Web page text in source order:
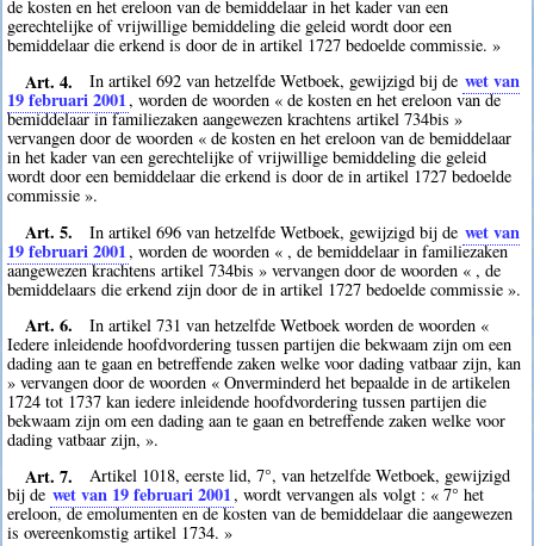
de kosten en het ereloon van de bemiddelaar in het kader van een
gerechtelijke of vrijwillige bemiddeling die geleid wordt door een
bemiddelaar die erkend is door de in artikel 1727 bedoelde commissie. »
Art. 4. In artikel 692 van hetzelfde Wetboek, gewijzigd bij de wet van
19 februari 2001, worden de woorden « de kosten en het ereloon van de
bemiddelaar in familiezaken aangewezen krachtens artikel 734bis »
vervangen door de woorden « de kosten en het ereloon van de bemiddelaar
in het kader van een gerechtelijke of vrijwillige bemiddeling die geleid
wordt door een bemiddelaar die erkend is door de in artikel 1727 bedoelde
commissie ».
Art. 5. In artikel 696 van hetzelfde Wetboek, gewijzigd bij de wet van
19 februari 2001, worden de woorden « , de bemiddelaar in familiezaken
aangewezen krachtens artikel 734bis » vervangen door de woorden « , de
bemiddelaars die erkend zijn door de in artikel 1727 bedoelde commissie ».
Art. 6.
In artikel 731 van hetzelfde Wetboek worden de woorden «
Iedere inleidende hoofdvordering tussen partijen die bekwaam zijn om een
dading aan te gaan en betreffende zaken welke voor dading vatbaar zijn, kan
» vervangen door de woorden « Onverminderd het bepaalde in de artikelen
1724 tot 1737 kan iedere inleidende hoofdvordering tussen partijen die
bekwaam zijn om een dading aan te gaan en betreffende zaken welke voor
dading vatbaar zijn, ».
Art. 7.
Artikel 1018, eerste lid, 7°, van hetzelfde Wetboek, gewijzigd
bij de wet van 19 februari 2001, wordt vervangen als volgt : « 7° het
ereloon, de emolumenten en de kosten van de bemiddelaar die aangewezen
is overeenkomstig artikel 1734. »